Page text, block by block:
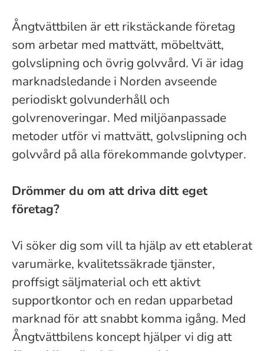
Ångtvättbilen är ett rikstäckande företag
som arbetar med mattvätt, möbeltvätt,
golvslipning och övrig golvvård. Vi är idag
marknadsledande i Norden avseende
periodiskt golvunderhåll och
golvrenoveringar. Med miljöanpassade
metoder utför vi mattvätt, golvslipning och
golvvård på alla förekommande golvtyper.
Drömmer du om att driva ditt eget
företag?
Vi söker dig som vill ta hjälp av ett etablerat
varumärke, kvalitetssäkrade tjänster,
proffsigt säljmaterial och ett aktivt
supportkontor och en redan upparbetad
marknad för att snabbt komma igång. Med
Ångtvättbilens koncept hjälper vi dig att